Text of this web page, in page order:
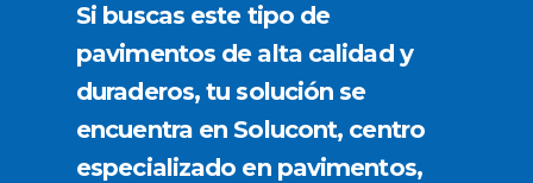
Si buscas este tipo de
pavimentos de alta calidad y
duraderos, tu solución se
encuentra en Solucont, centro
especializado en pavimentos,